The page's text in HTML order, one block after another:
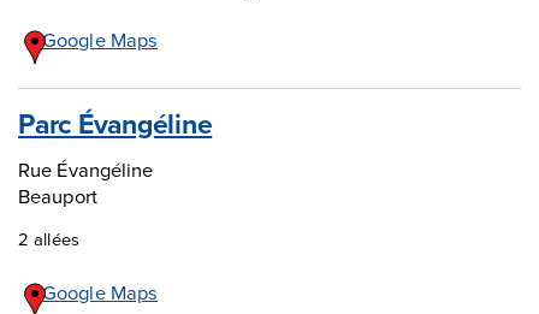
Google Maps
Parc Évangéline
Rue Évangéline
Beauport
2 allées
Google Maps